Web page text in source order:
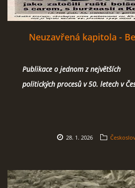
Neuzavřená kapitola -
Publikace o jednom z největších
politických procesů v 50. letech v
28. 1. 2026